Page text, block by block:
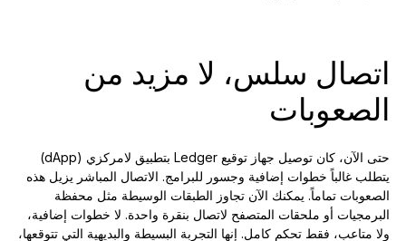
اتصال سلس، لا مزيد من
الصعوبات
حتى الآن، كان توصيل جهاز توقيع Ledger بتطبيق لامركزي (dApp)
يتطلب غالباً خطوات إضافية وجسور للبرامج. الاتصال المباشر يزيل هذه
الصعوبات تماماً. يمكنك الآن تجاوز الطبقات الوسيطة مثل محفظة
البرمجيات أو ملحقات المتصفح لاتصال بنقرة واحدة. لا خطوات إضافية،
ولا متاعب، فقط تحكم كامل. إنها التجربة البسيطة والبديهية التي تتوقعها،